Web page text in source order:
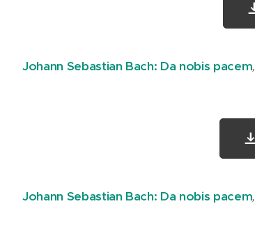
Johann Sebastian Bach: Da nobis pacem,
Johann Sebastian Bach: Da nobis pacem,